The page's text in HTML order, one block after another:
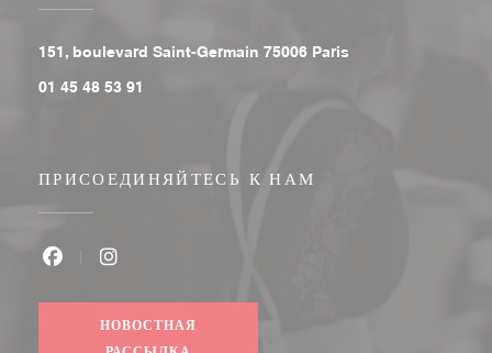
151, boulevard Saint-Germain 75006 Paris
01 45 48 53 91
ПРИСОЕДИНЯЙТЕСЬ К НАМ
НОВОСТНАЯ